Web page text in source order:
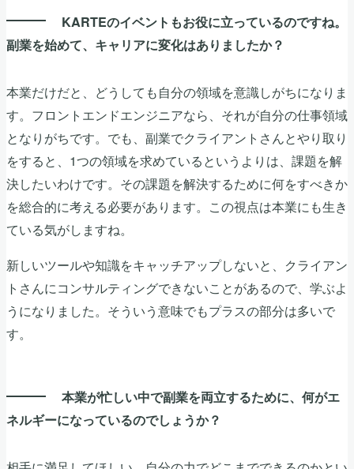
KARTEのイベントもお役に立っているのですね。
副業を始めて、キャリアに変化はありましたか？
本業だけだと、どうしても自分の領域を意識しがちになりま
す。フロントエンドエンジニアなら、それが自分の仕事領域
となりがちです。でも、副業でクライアントさんとやり取り
をすると、1つの領域を求めているというよりは、課題を解
決したいわけです。その課題を解決するために何をすべきか
を総合的に考える必要があります。この視点は本業にも生き
ている気がしますね。
新しいツールや知識をキャッチアップしないと、クライアン
トさんにコンサルティングできないことがあるので、学ぶよ
うになりました。そういう意味でもプラスの部分は多いで
す。
本業が忙しい中で副業を両立するために、何がエ
ネルギーになっているのでしょうか？